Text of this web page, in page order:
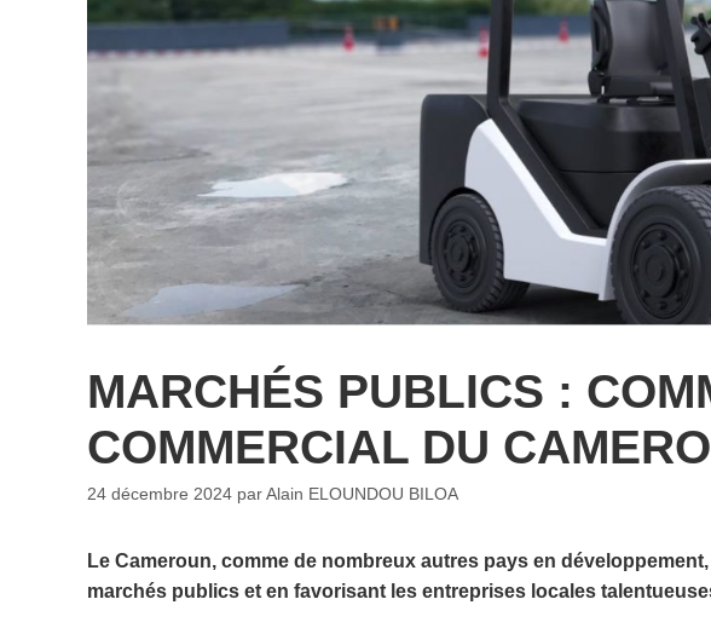
MARCHÉS PUBLICS :
COMMERCIAL DU
24 décembre 2024 par Alain ELOUNDOU BILOA
Le Cameroun, comme de nombreux autres pays en
marchés publics et en favorisant les entreprises locales